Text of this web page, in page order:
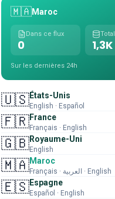
🇲🇦Maroc
Dans ce flux
0
Total
1,3K
Sur les dernières 24h
🇺🇸États-Unis
English · Español
🇫🇷France
Français · English
🇬🇧Royaume-Uni
English
🇲🇦Maroc
Français · العربية · English
🇪🇸Espagne
Español · English